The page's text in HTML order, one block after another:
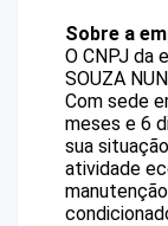
Sobre a
O CNPJ da
SOUZA
Com sede
meses e 6
sua
atividade